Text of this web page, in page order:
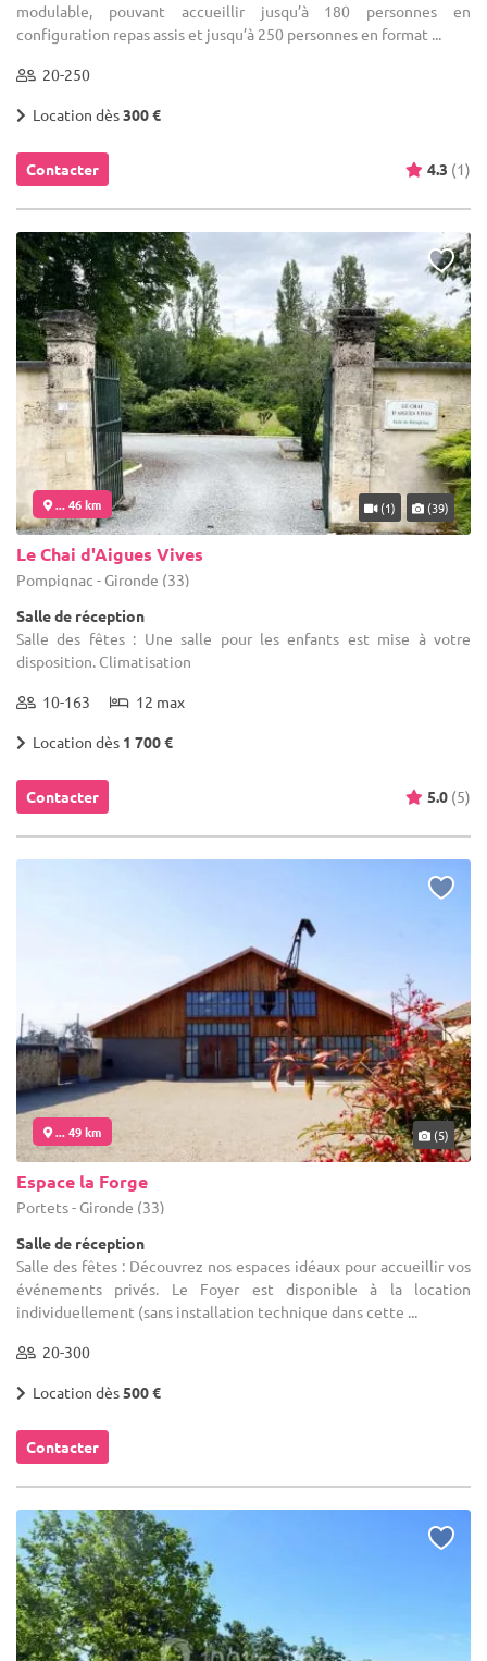
modulable, pouvant accueillir jusqu’à 180 personnes en
configuration repas assis et jusqu’à 250 personnes en format ...
20-250
Location dès300 €
Contacter 4.3 (1)
... 46 km (1) (39)
Le Chai d'Aigues Vives
Pompignac - Gironde (33)
Salle de réception
Salle des fêtes : Une salle pour les enfants est mise à votre
disposition. Climatisation
10-163 12 max
Location dès 1 700 €
Contacter 5.0 (5)
... 49 km (5)
Espace la Forge
Portets - Gironde (33)
Salle de réception
Salle des fêtes : Découvrez nos espaces idéaux pour accueillir vos
événements privés. Le Foyer est disponible à la location
individuellement (sans installation technique dans cette ...
20-300
Location dès500 €
Contacter